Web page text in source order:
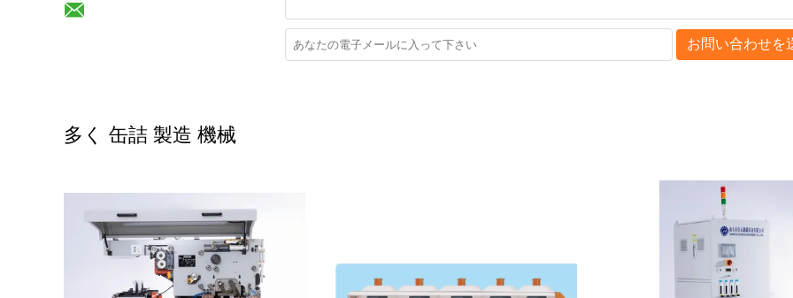
お問い合わせを
多く 缶詰 製造 機械